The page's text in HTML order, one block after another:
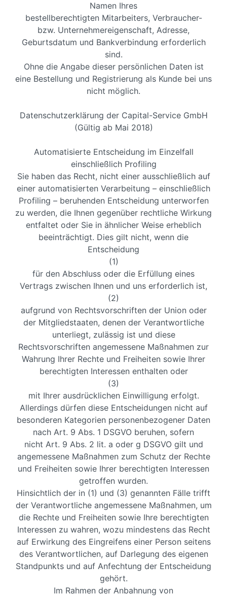
Namen Ihres
bestellberechtigten Mitarbeiters, Verbraucher-
bzw. Unternehmereigenschaft, Adresse,
Geburtsdatum und Bankverbindung erforderlich
sind.
Ohne die Angabe dieser persönlichen Daten ist
eine Bestellung und Registrierung als Kunde bei uns
nicht möglich.
Datenschutzerklärung der Capital-Service GmbH
(Gültig ab Mai 2018)
Automatisierte Entscheidung im Einzelfall
einschließlich Profiling
Sie haben das Recht, nicht einer ausschließlich auf
einer automatisierten Verarbeitung – einschließlich
Profiling – beruhenden Entscheidung unterworfen
zu werden, die Ihnen gegenüber rechtliche Wirkung
entfaltet oder Sie in ähnlicher Weise erheblich
beeinträchtigt. Dies gilt nicht, wenn die
Entscheidung
(1)
für den Abschluss oder die Erfüllung eines
Vertrags zwischen Ihnen und uns erforderlich ist,
(2)
aufgrund von Rechtsvorschriften der Union oder
der Mitgliedstaaten, denen der Verantwortliche
unterliegt, zulässig ist und diese
Rechtsvorschriften angemessene Maßnahmen zur
Wahrung Ihrer Rechte und Freiheiten sowie Ihrer
berechtigten Interessen enthalten oder
(3)
mit Ihrer ausdrücklichen Einwilligung erfolgt.
Allerdings dürfen diese Entscheidungen nicht auf
besonderen Kategorien personenbezogener Daten
nach Art. 9 Abs. 1 DSGVO beruhen, sofern
nicht Art. 9 Abs. 2 lit. a oder g DSGVO gilt und
angemessene Maßnahmen zum Schutz der Rechte
und Freiheiten sowie Ihrer berechtigten Interessen
getroffen wurden.
Hinsichtlich der in (1) und (3) genannten Fälle trifft
der Verantwortliche angemessene Maßnahmen, um
die Rechte und Freiheiten sowie Ihre berechtigten
Interessen zu wahren, wozu mindestens das Recht
auf Erwirkung des Eingreifens einer Person seitens
des Verantwortlichen, auf Darlegung des eigenen
Standpunkts und auf Anfechtung der Entscheidung
gehört.
Im Rahmen der Anbahnung von